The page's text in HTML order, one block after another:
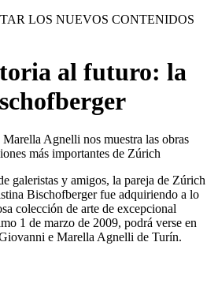
LOS NUEVOS CONTENIDOS
al futuro: la
Agnelli nos muestra las obras
más importantes de Zúrich
galeristas y amigos, la pareja de Zúrich
Bischofberger fue adquiriendo a lo
colección de arte de excepcional
1 de marzo de 2009, podrá verse en
e Marella Agnelli de Turín.